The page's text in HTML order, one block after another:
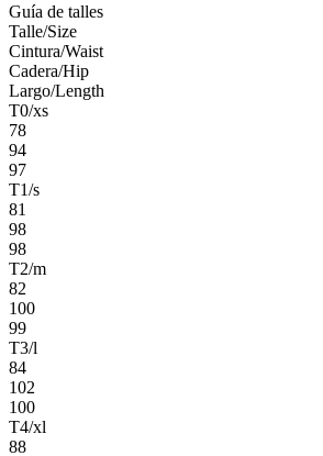
Guía de talles
Talle/Size
Cintura/Waist
Cadera/Hip
Largo/Length
T0/xs
78
94
97
T1/s
81
98
98
T2/m
82
100
99
T3/l
84
102
100
T4/xl
88